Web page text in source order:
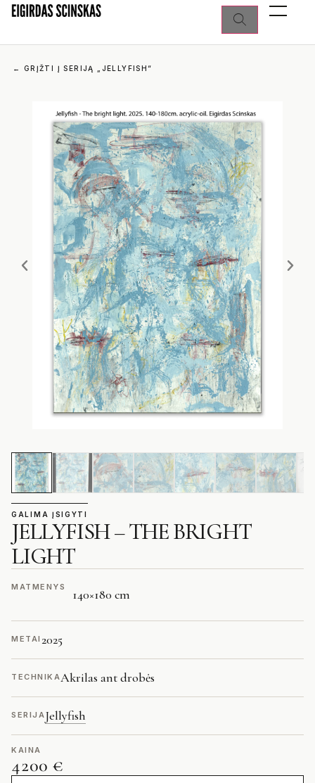
← GRĮŽTI Į SERIJĄ „JELLYFISH“
GALIMA ĮSIGYTI
JELLYFISH – THE BRIGHT
LIGHT
MATMENYS 140×180 cm
METAI 2025
TECHNIKAAkrilas ant drobės
SERIJA Jellyfish
KAINA
4200 €